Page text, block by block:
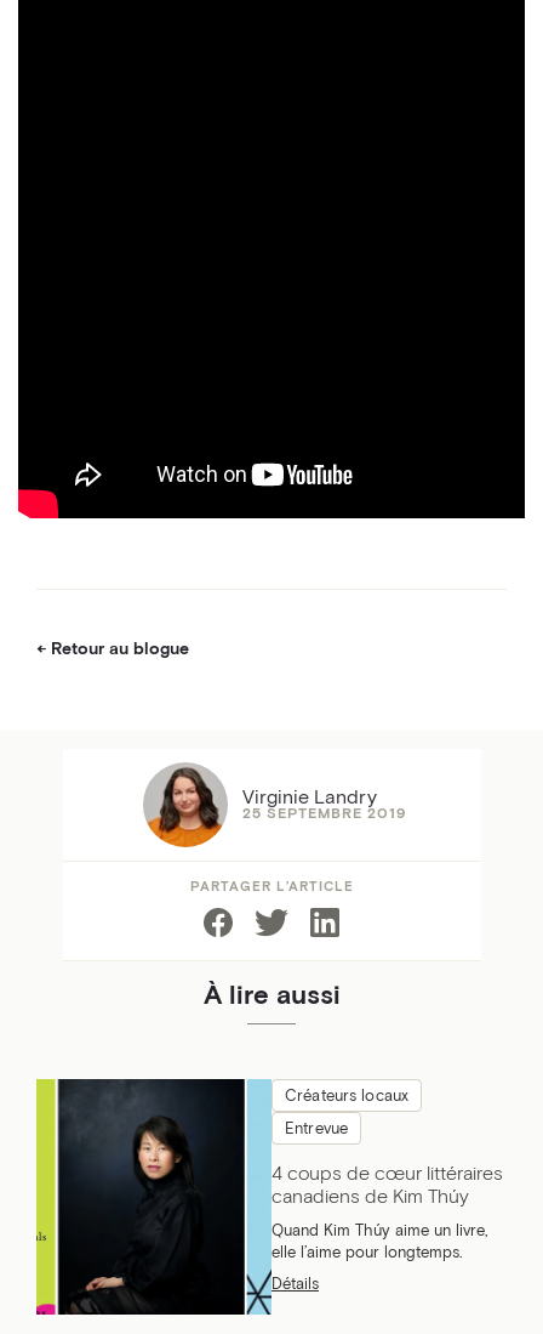
Retour au blogue
Virginie Landry
25 SEPTEMBRE 2019
PARTAGER L’ARTICLE
À lire aussi
Créateurs locaux
Entrevue
4 coups de cœur littéraires
canadiens de Kim Thúy
Quand Kim Thúy aime un livre,
elle l’aime pour longtemps.
Détails